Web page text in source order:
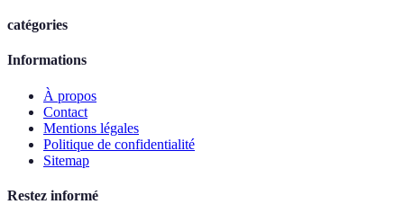
catégories
Informations
À propos
Contact
Mentions légales
Politique de confidentialité
Sitemap
Restez informé